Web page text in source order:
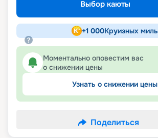
Выбор каюты
+1 000Круизных миль
Моментально оповестим вас
о снижении цены
Узнать о снижении цены
Поделиться